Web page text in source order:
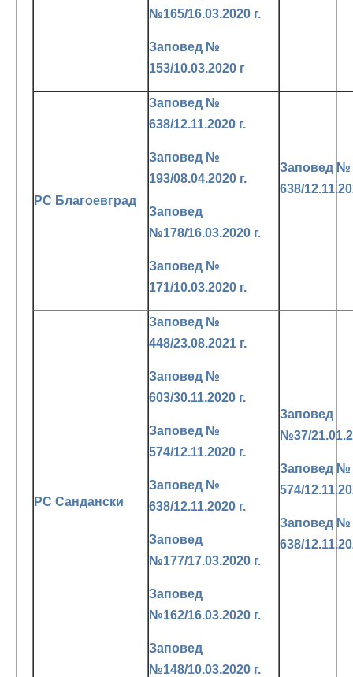
№165/16.03.2020 г.
Заповед №
153/10.03.2020 г
РС Благоевград
Заповед №
638/12.11.2020 г.
Заповед №
193/08.04.2020 г.
Заповед
№178/16.03.2020 г.
Заповед №
171/10.03.2020 г.
Заповед №
638/
РС Сандански
Заповед №
448/23.08.2021 г.
Заповед №
603/30.11.2020 г.
Заповед №
574/12.11.2020 г.
Заповед №
638/12.11.2020 г.
Заповед
№177/17.03.2020 г.
Заповед
№162/16.03.2020 г.
Заповед
№148/10.03.2020 г.
Заповед
№37/
Заповед №
574/
Заповед №
638/